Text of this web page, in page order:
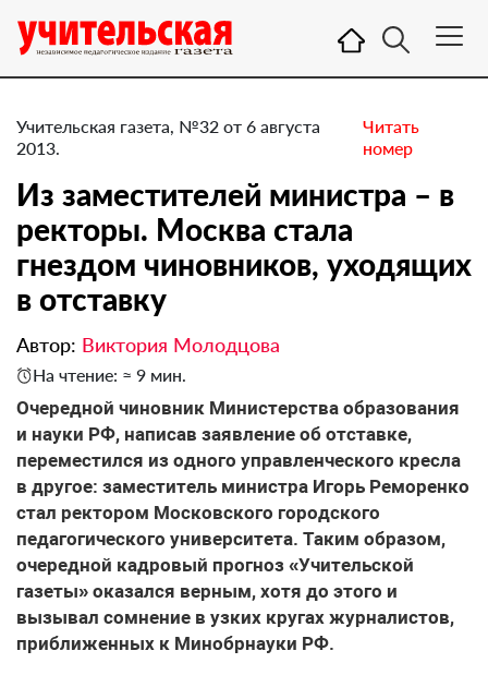
Учительская газета, №32 от 6 августа
2013.
Читать
номер
Из заместителей министра – в
ректоры. Москва стала
гнездом чиновников, уходящих
в отставку
Автор: Виктория Молодцова
На чтение: ≈ 9 мин.
Очередной чиновник Министерства образования
и науки РФ, написав заявление об отставке,
переместился из одного управленческого кресла
в другое: заместитель министра Игорь Реморенко
стал ректором Московского городского
педагогического университета. Таким образом,
очередной кадровый прогноз «Учительской
газеты» оказался верным, хотя до этого и
вызывал сомнение в узких кругах журналистов,
приближенных к Минобрнауки РФ.